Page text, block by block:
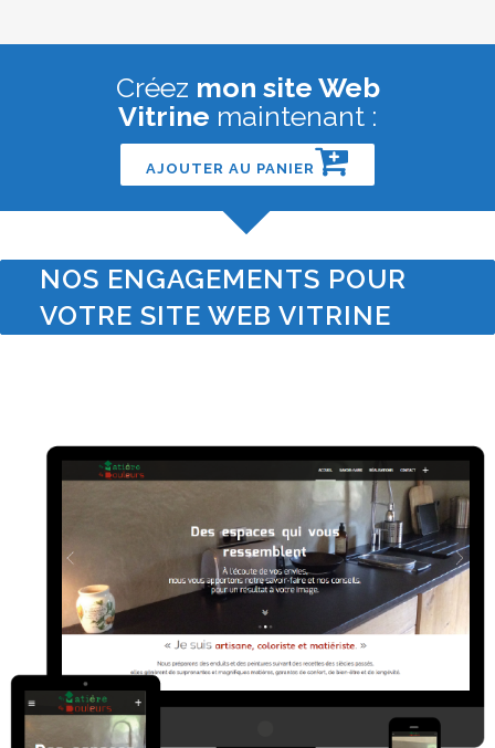
Créez mon site Web
Vitrine maintenant :
AJOUTER AU PANIER
NOS ENGAGEMENTS POUR
VOTRE SITE WEB VITRINE